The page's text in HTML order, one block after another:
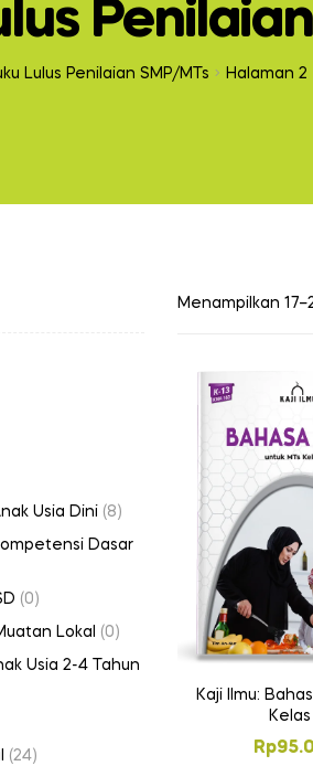
Lulus Penilaian SMP/MTs Halaman 2
Menampilkan
Kaji Ilmu:
Rp
Usia Dini (8)
Dasar
(0)
Lokal (0)
Usia 2-4 Tahun
(24)